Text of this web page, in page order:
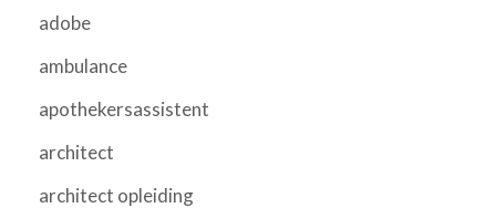
adobe
ambulance
apothekersassistent
architect
architect opleiding